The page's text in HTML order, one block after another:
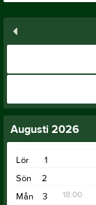
Augusti 2026
1
Lör
2
Sön
3
Mån 18:00